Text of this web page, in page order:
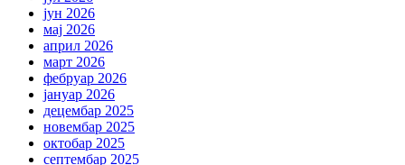
јун 2026
мај 2026
април 2026
март 2026
фебруар 2026
јануар 2026
децембар 2025
новембар 2025
октобар 2025
септембар 2025